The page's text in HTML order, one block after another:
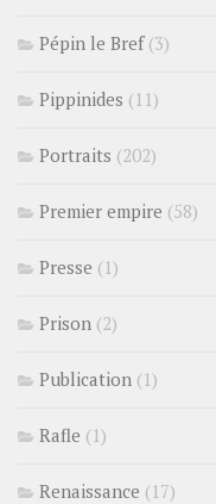
Pépin le Bref(3)
Pippinides (11)
Portraits (202)
Premier empire (58)
Presse (1)
Prison (2)
Publication (1)
Rafle (1)
Renaissance (17)